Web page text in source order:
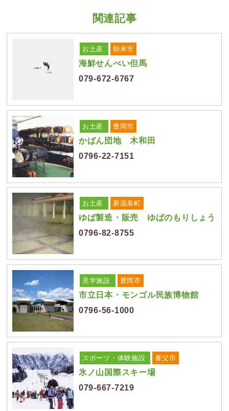
関連記事
お土産 朝来市
海鮮せんべい但馬
079-672-6767
お土産 豊岡市
かばん団地 木和田
0796-22-7151
お土産 新温泉町
ゆば製造・販売 ゆばのもりしょう
0796-82-8755
見学施設 豊岡市
市立日本・モンゴル民族博物館
0796-56-1000
スポーツ・体験施設 養父市
氷ノ山国際スキー場
079-667-7219